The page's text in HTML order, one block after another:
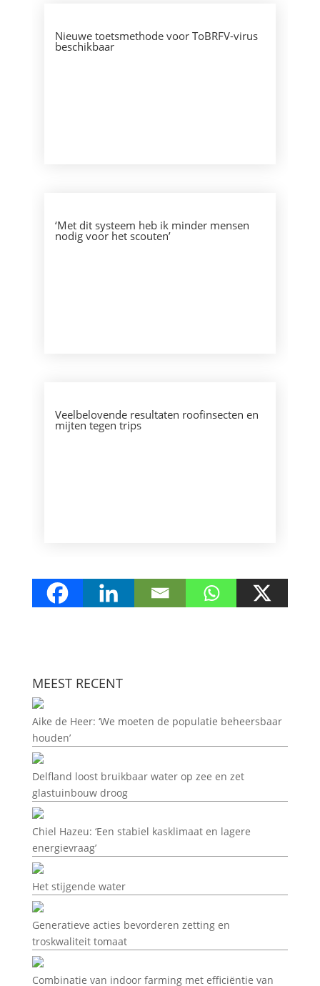
Nieuwe toetsmethode voor ToBRFV-virus
beschikbaar
‘Met dit systeem heb ik minder mensen
nodig voor het scouten’
Veelbelovende resultaten roofinsecten en
mijten tegen trips
MEEST RECENT
Aike de Heer: ‘We moeten de populatie beheersbaar
houden’
Delfland loost bruikbaar water op zee en zet
glastuinbouw droog
Chiel Hazeu: ‘Een stabiel kasklimaat en lagere
energievraag’
Het stijgende water
Generatieve acties bevorderen zetting en
troskwaliteit tomaat
Combinatie van indoor farming met efficiëntie van